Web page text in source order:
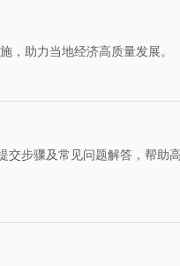
助力当地经济高质量发展。
交步骤及常见问题解答，帮助